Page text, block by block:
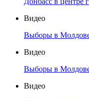
Видео
Выборы в
Видео
Выборы в
Видео